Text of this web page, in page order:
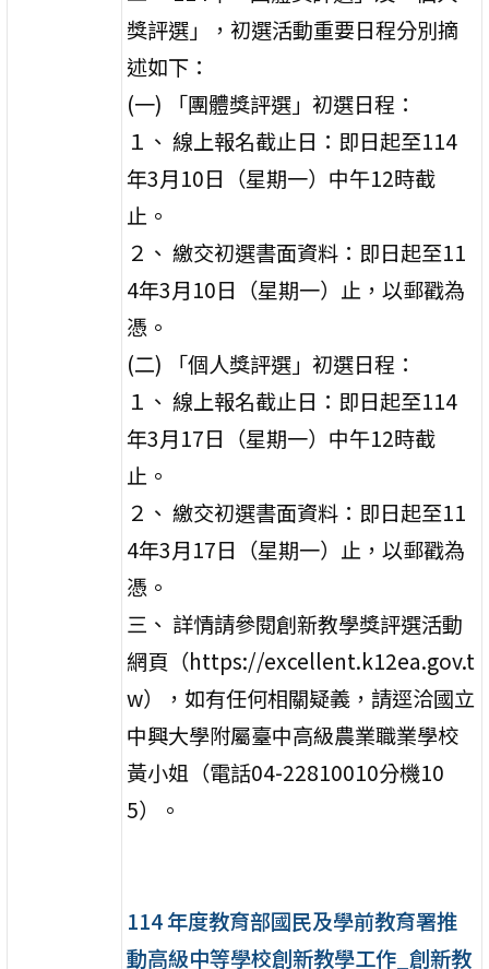
獎評選」，初選活動重要日程分別摘
述如下：
(一) 「團體獎評選」初選日程：
１、 線上報名截止日：即日起至114
年3月10日（星期一）中午12時截
止。
２、 繳交初選書面資料：即日起至11
4年3月10日（星期一）止，以郵戳為
憑。
(二) 「個人獎評選」初選日程：
１、 線上報名截止日：即日起至114
年3月17日（星期一）中午12時截
止。
２、 繳交初選書面資料：即日起至11
4年3月17日（星期一）止，以郵戳為
憑。
三、 詳情請參閱創新教學獎評選活動
網頁（https://excellent.k12ea.gov.t
w），如有任何相關疑義，請逕洽國立
中興大學附屬臺中高級農業職業學校
黃小姐（電話04-22810010分機10
5）。
114 年度教育部國民及學前教育署推
動高級中等學校創新教學工作_創新教